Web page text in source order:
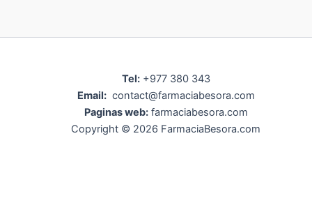
Tel:+977 380 343
Email: contact@farmaciabesora.com
Paginas web:farmaciabesora.com
Copyright © 2026 FarmaciaBesora.com